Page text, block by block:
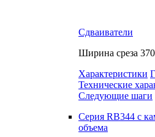
Сдваиватели
Ширина среза
Характеристики
Технические
Следующие шаги
Серия RB344 с
объема